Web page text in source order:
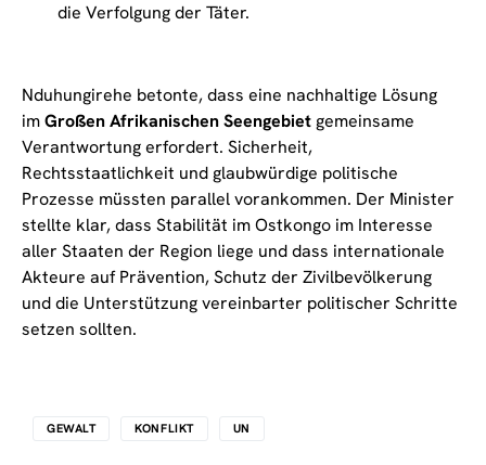
die Verfolgung der Täter.
Nduhungirehe betonte, dass eine nachhaltige Lösung
imGroßen Afrikanischen Seengebietgemeinsame
Verantwortung erfordert. Sicherheit,
Rechtsstaatlichkeit und glaubwürdige politische
Prozesse müssten parallel vorankommen. Der Minister
stellte klar, dass Stabilität im Ostkongo im Interesse
aller Staaten der Region liege und dass internationale
Akteure auf Prävention, Schutz der Zivilbevölkerung
und die Unterstützung vereinbarter politischer Schritte
setzen sollten.
GEWALT KONFLIKT UN